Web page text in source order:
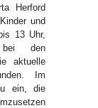
Herford
und
13 Uhr,
den
aktuelle
Im
ein, die